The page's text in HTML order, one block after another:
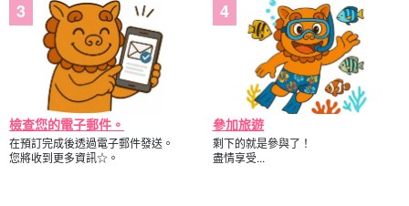
檢查您的電子郵件。
在預訂完成後透過電子郵件發送。
您將收到更多資訊☆。
參加旅遊
剩下的就是參與了！
盡情享受...